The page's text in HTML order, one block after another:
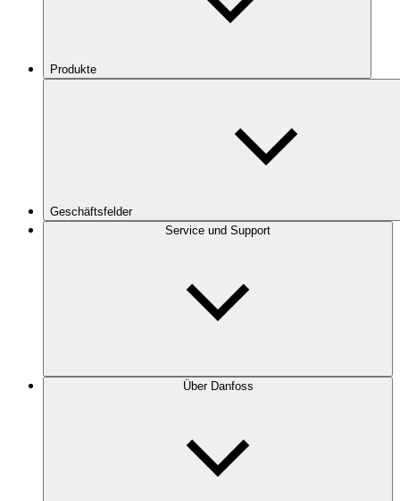
Produkte
Geschäftsfelder
Service und Support
Über Danfoss